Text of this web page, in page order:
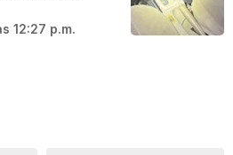
12:27 p.m.